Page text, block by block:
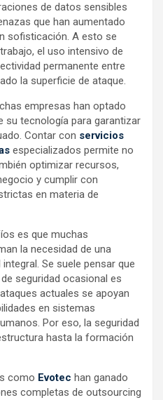
de datos sensibles
que han aumentado
sofisticación. A esto se
el uso intensivo de
permanente entre
la superficie de ataque.
empresas han optado
su tecnología para garantizar
Contar con servicios
especializados permite no
optimizar recursos,
y cumplir con
en materia de
es que muchas
la necesidad de una
Se suele pensar que
seguridad ocasional es
actuales se apoyan
en sistemas
Por eso, la seguridad
hasta la formación
como Evotec han ganado
completas de outsourcing